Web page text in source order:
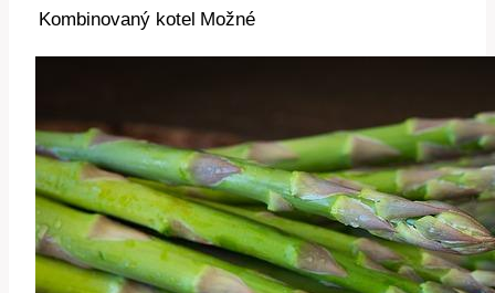
Kombinovaný kotel Možné